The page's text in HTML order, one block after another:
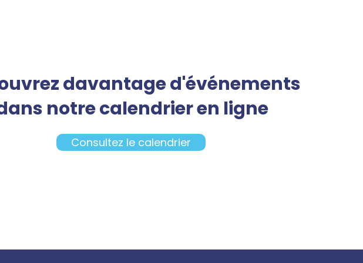
davantage d'événements
notre calendrier en ligne
Consultez le calendrier